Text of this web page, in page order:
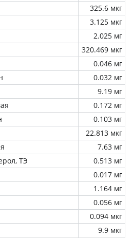
325.6 мкг
3.125 мкг
2.025 мг
320.469 мкг
0.046 мг
0.032 мг
9.19 мг
0.172 мг
0.103 мг
22.813 мкг
7.63 мг
ТЭ
0.513 мг
0.017 мг
1.164 мг
0.056 мг
0.094 мкг
9.9 мкг